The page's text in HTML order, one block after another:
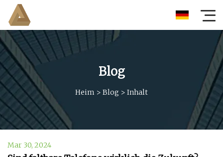
Blog
Heim > Blog > Inhalt
Mar 30, 2024